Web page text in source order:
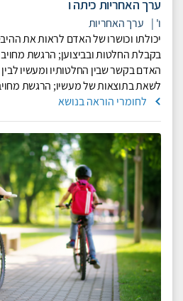
ערך האחריות כיתה ו
ו' | ערך האחריות
יכולתו וכושרו של האדם לראות את
בקבלת החלטות ובביצוען; הרגשת
האדם בקשר שבין החלטותיו ומעשיו
לשאת בתוצאות של מעשיו; הרגשת
לחומרי הוראה בנושא